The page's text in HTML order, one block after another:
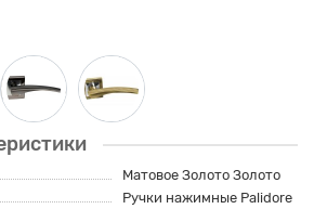
Матовое Золото Золото
Ручки нажимные Palidore